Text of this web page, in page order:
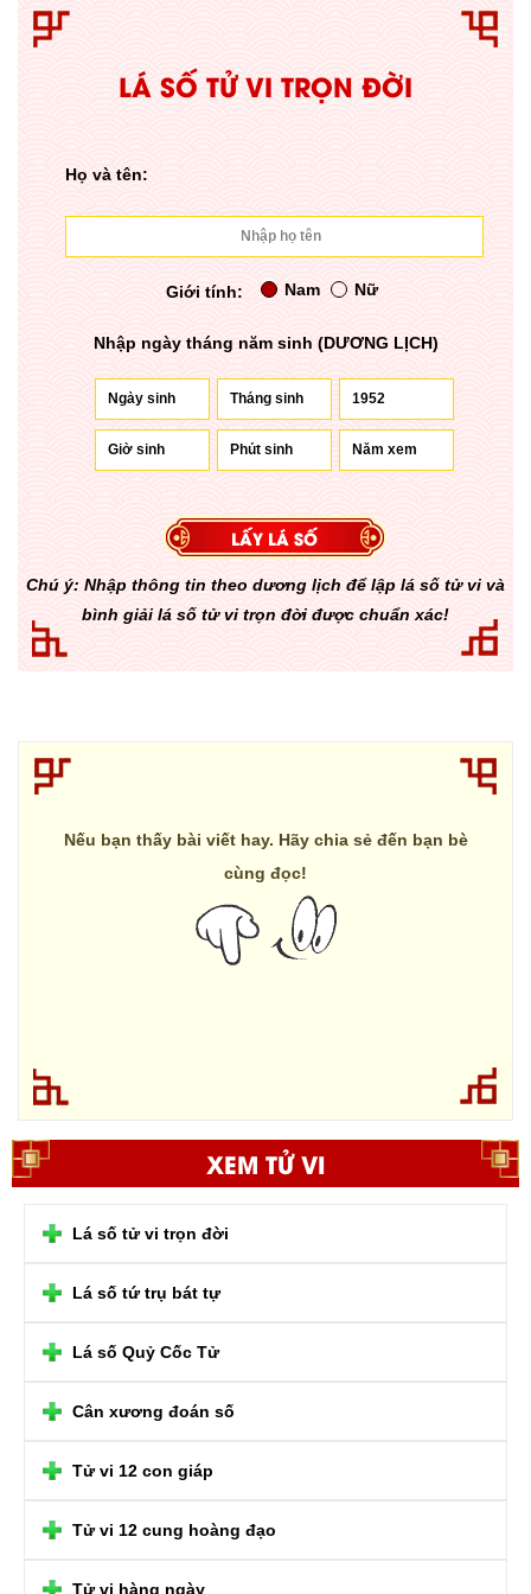
LÁ SỐ TỬ VI TRỌN ĐỜI
Họ và tên:
Giới tính: Nam Nữ
Nhập ngày tháng năm sinh (DƯƠNG LỊCH)
Chú ý: Nhập thông tin theo dương lịch để lập lá số tử vi và
bình giải lá số tử vi trọn đời được chuẩn xác!
Nếu bạn thấy bài viết hay. Hãy chia sẻ đến bạn bè
cùng đọc!
XEM TỬ VI
Lá số tử vi trọn đời
Lá số tứ trụ bát tự
Lá số Quỷ Cốc Tử
Cân xương đoán số
Tử vi 12 con giáp
Tử vi 12 cung hoàng đạo
Tử vi hàng ngày